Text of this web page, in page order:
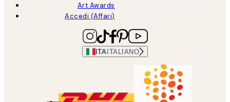
Art Awards
Accedi (Affari)
ITA ITALIANO